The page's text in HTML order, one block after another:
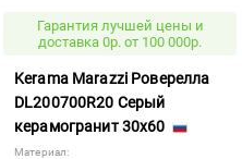
Гарантия лучшей цены и
доставка 0р. от 100 000р.
Kerama Marazzi Роверелла
DL200700R20 Серый
керамогранит 30x60
Материал: